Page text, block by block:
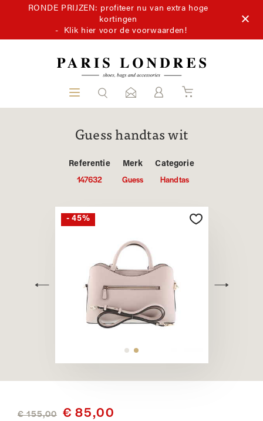
RONDE PRIJZEN: profiteer nu van extra hoge
kortingen
- Klik hier voor de voorwaarden!
Guess handtas wit
Referentie
147632
Merk
Guess
Categorie
Handtas
- 45%
€ 155,00 € 85,00